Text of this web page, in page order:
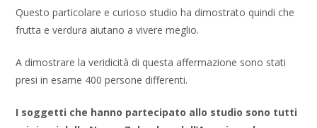
Questo particolare e curioso studio ha dimostrato quindi che
frutta e verdura aiutano a vivere meglio.
A dimostrare la veridicità di questa affermazione sono stati
presi in esame 400 persone differenti.
I soggetti che hanno partecipato allo studio sono tutti